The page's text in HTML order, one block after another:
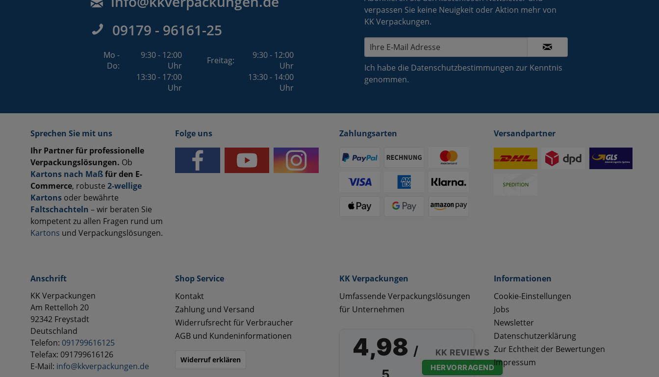
09179 - 96161-25
Mo -
Do:
9:30 - 12:00
Uhr
Freitag:
9:30 - 12:00
Uhr
13:30 - 17:00
Uhr
13:30 - 14:00
Uhr
verpassen Sie keine Neuigkeit oder Aktion mehr von
KK Verpackungen.
Ich habe die Datenschutzbestimmungen zur Kenntnis
genommen.
Sprechen Sie mit uns
Ihr Partner für professionelle
Verpackungslösungen. Ob
Kartons nach Maßfür den E-
Commerce, robuste 2-wellige
Kartons oder bewährte
Faltschachteln – wir beraten Sie
kompetent zu allen Fragen rund um
Kartons und Verpackungslösungen.
Folge uns Zahlungsarten Versandpartner
Anschrift
KK Verpackungen
Am Rettelloh 20
92342 Freystadt
Deutschland
Telefon: 091799616125
Telefax: 091799616126
E-Mail: info@kkverpackungen.de
Shop Service
Kontakt
Zahlung und Versand
Widerrufsrecht für Verbraucher
AGB und Kundeninformationen
Widerruf erklären
KK Verpackungen
Umfassende Verpackungslösungen
für Unternehmen
4,98 /
KK REVIEWS
HERVORRAGEND
Informationen
Cookie-Einstellungen
Jobs
Newsletter
Datenschutzerklärung
Zur Echtheit der Bewertungen
Impressum